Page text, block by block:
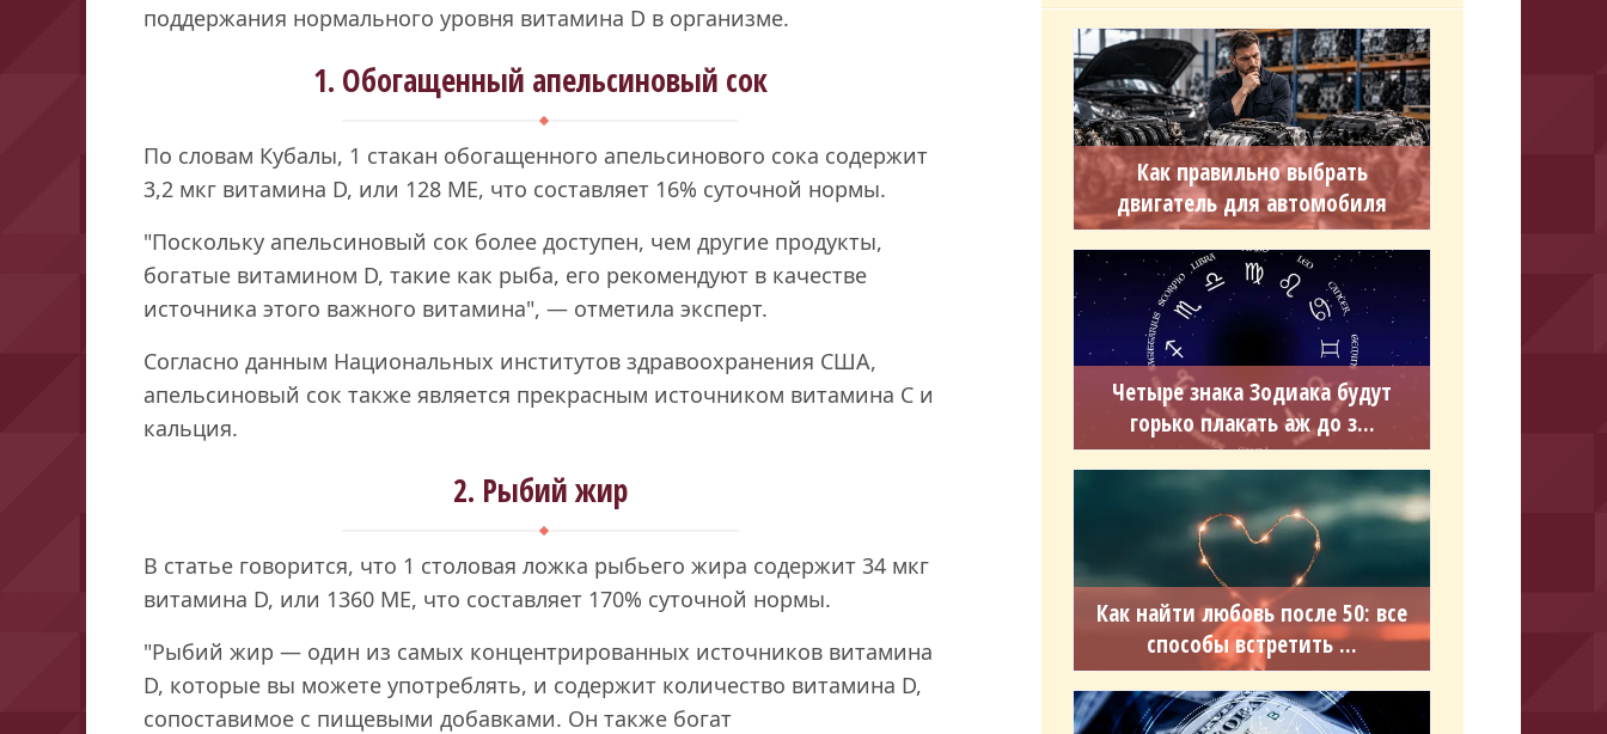
поддержания нормального уровня витамина D в организме.
1. Обогащенный апельсиновый сок
По словам Кубалы, 1 стакан обогащенного апельсинового сока содержит
3,2 мкг витамина D, или 128 МЕ, что составляет 16% суточной нормы.
"Поскольку апельсиновый сок более доступен, чем другие продукты,
богатые витамином D, такие как рыба, его рекомендуют в качестве
источника этого важного витамина", — отметила эксперт.
Согласно данным Национальных институтов здравоохранения США,
апельсиновый сок также является прекрасным источником витамина С и
кальция.
2. Рыбий жир
В статье говорится, что 1 столовая ложка рыбьего жира содержит 34 мкг
витамина D, или 1360 МЕ, что составляет 170% суточной нормы.
"Рыбий жир — один из самых концентрированных источников витамина
D, которые вы можете употреблять, и содержит количество витамина D,
сопоставимое с пищевыми добавками. Он также богат
Как правильно выбрать
двигатель для автомобиля
Четыре знака Зодиака будут
горько плакать аж до з...
Как найти любовь после 50: все
способы встретить ...